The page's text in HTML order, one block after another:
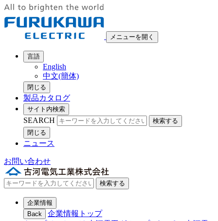
メニューを開く
言語
English
中文(簡体)
閉じる
製品カタログ
サイト内検索
SEARCH
検索する
閉じる
ニュース
お問い合わせ
検索する
企業情報
Back
企業情報トップ